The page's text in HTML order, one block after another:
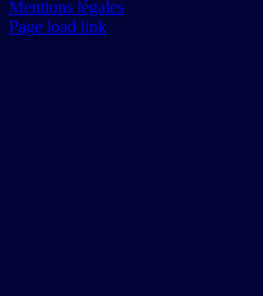
Mentions légales
Page load link